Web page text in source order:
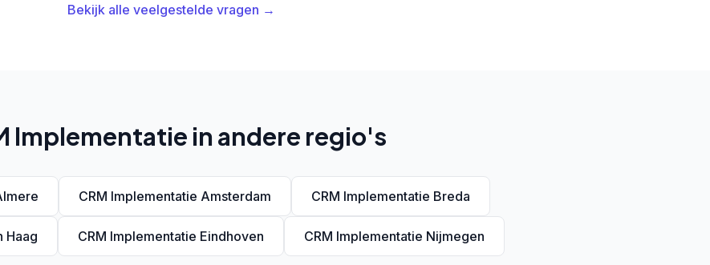
Bekijk alle veelgestelde vragen →
Implementatie in andere regio's
CRM Implementatie Amsterdam CRM Implementatie Breda
Haag CRM Implementatie Eindhoven CRM Implementatie Nijmegen